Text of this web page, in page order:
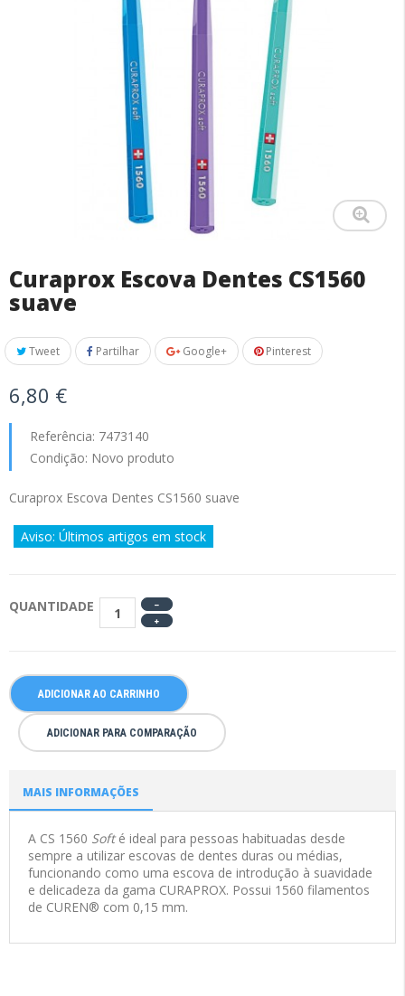
Curaprox Escova Dentes CS1560
suave
Tweet Partilhar Google+ Pinterest
6,80 €
Referência: 7473140
Condição: Novo produto
Curaprox Escova Dentes CS1560 suave
Aviso: Últimos artigos em stock
QUANTIDADE
ADICIONAR AO CARRINHO
ADICIONAR PARA COMPARAÇÃO
MAIS INFORMAÇÕES
A CS 1560 Softé ideal para pessoas habituadas desde
sempre a utilizar escovas de dentes duras ou médias,
funcionando como uma escova de introdução à suavidade
e delicadeza da gama CURAPROX. Possui 1560 filamentos
de CUREN® com 0,15 mm.